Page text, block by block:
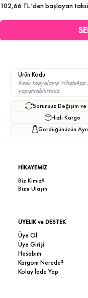
102,66 TL'den başlayan
Ürün Kodu:
Kodu kopyalayıp WhatsApp
yapıştırabilirsiniz.
Sorunsuz Değişim
Hızlı Kargo
Gördüğünüzün
HİKAYEMİZ
Biz Kimiz?
Bize Ulaşın
ÜYELİK ve DESTEK
Üye Ol
Üye Girişi
Hesabım
Kargom Nerede?
Kolay İade Yap